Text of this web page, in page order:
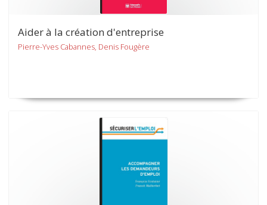
Aider à la création d'entreprise
Pierre-Yves Cabannes, Denis Fougère